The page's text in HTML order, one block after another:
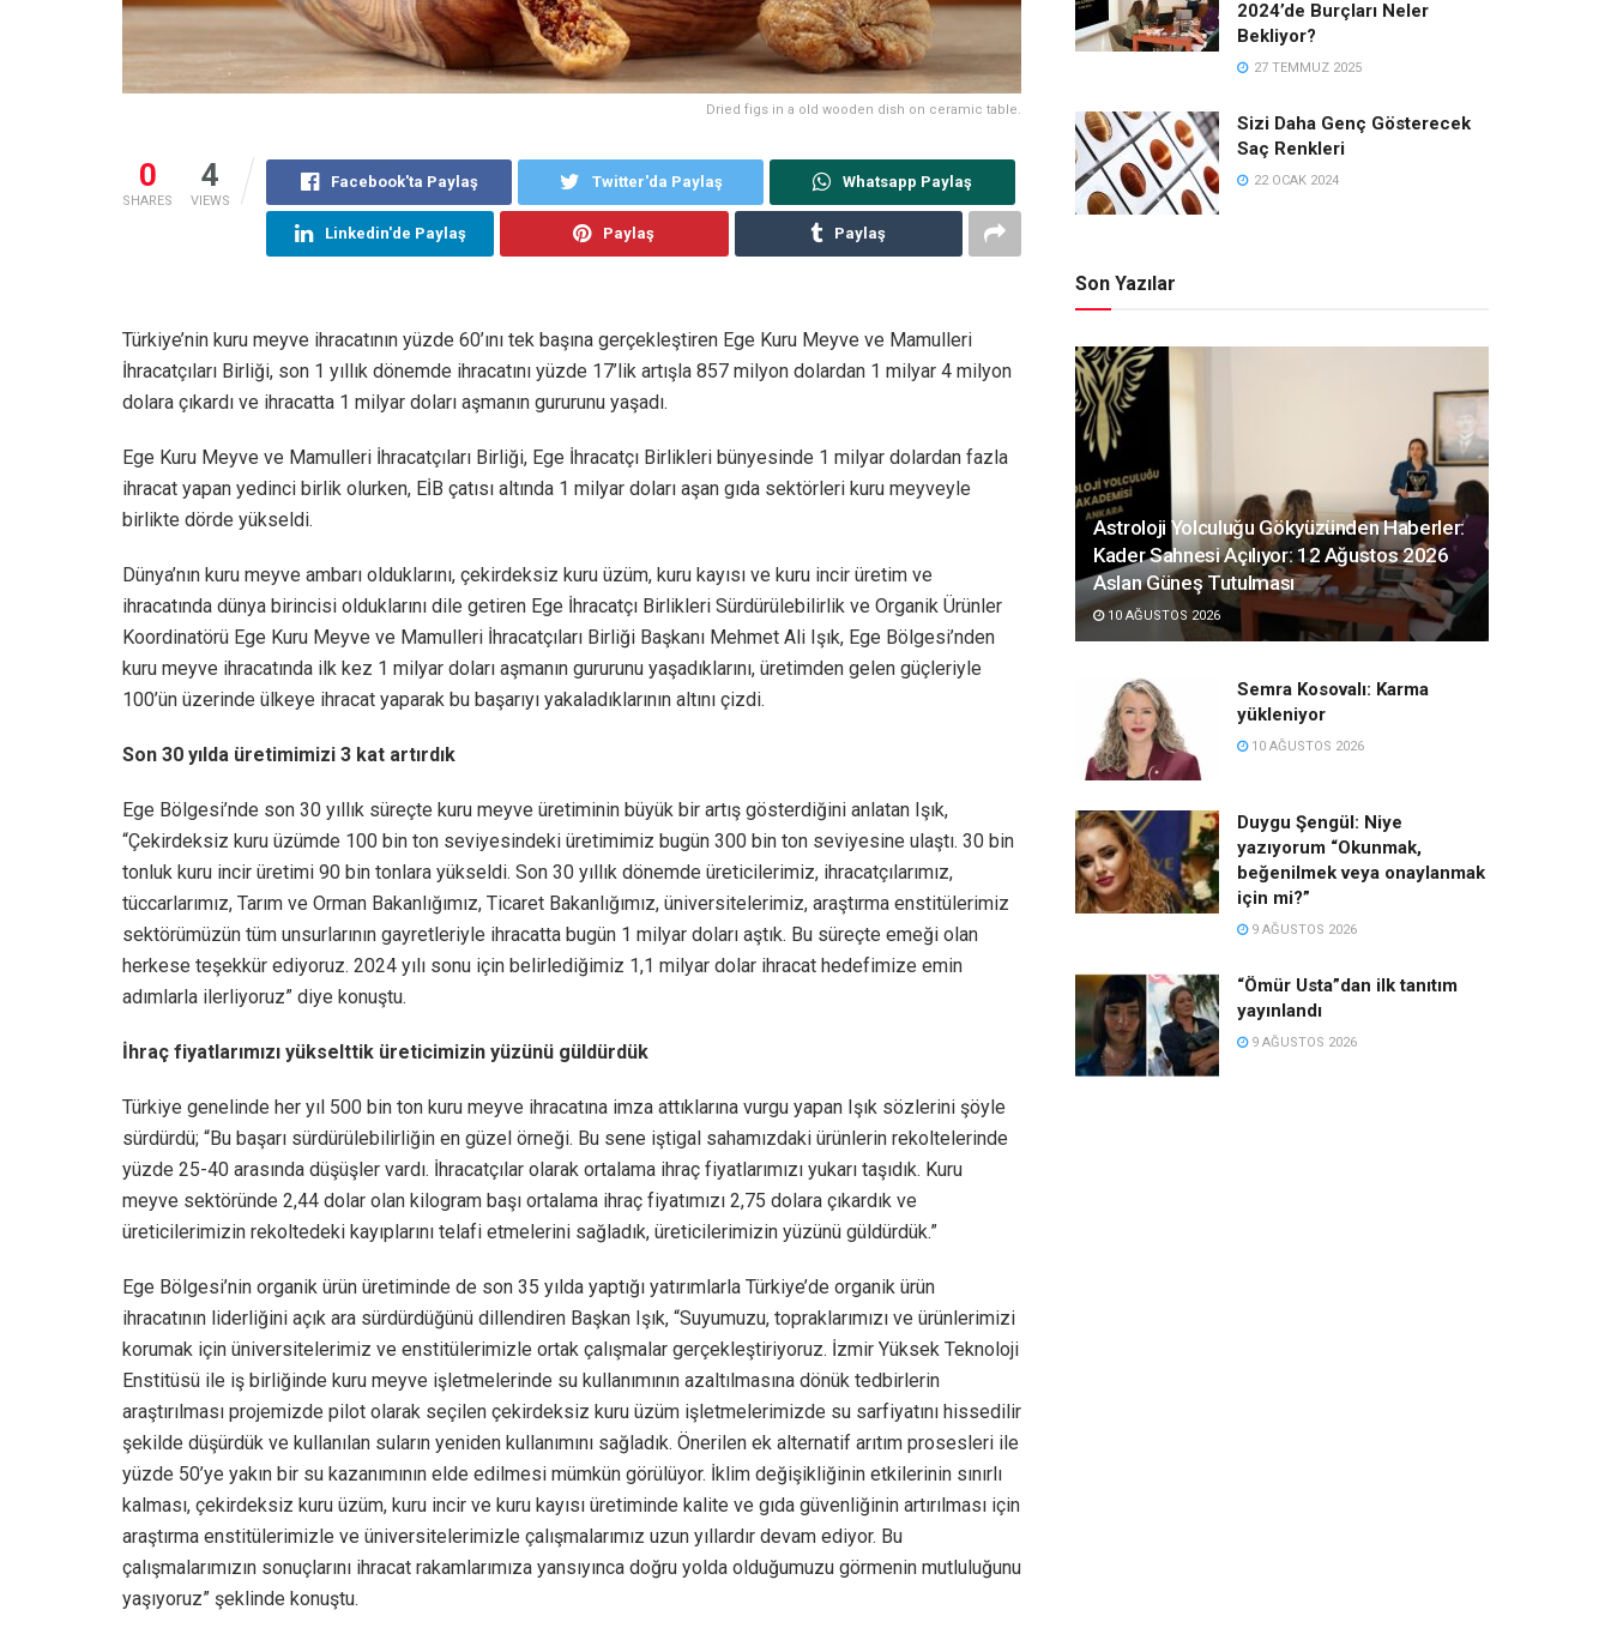
Dried figs in a old wooden dish on ceramic table.
0
SHARES
4
VIEWS
Facebook'ta Paylaş Twitter'da Paylaş Whatsapp Paylaş
Linkedin'de Paylaş Paylaş Paylaş
Türkiye’nin kuru meyve ihracatının yüzde 60’ını tek başına gerçekleştiren Ege Kuru Meyve ve Mamulleri
İhracatçıları Birliği, son 1 yıllık dönemde ihracatını yüzde 17’lik artışla 857 milyon dolardan 1 milyar 4 milyon
dolara çıkardı ve ihracatta 1 milyar doları aşmanın gururunu yaşadı.
Ege Kuru Meyve ve Mamulleri İhracatçıları Birliği, Ege İhracatçı Birlikleri bünyesinde 1 milyar dolardan fazla
ihracat yapan yedinci birlik olurken, EİB çatısı altında 1 milyar doları aşan gıda sektörleri kuru meyveyle
birlikte dörde yükseldi.
Dünya’nın kuru meyve ambarı olduklarını, çekirdeksiz kuru üzüm, kuru kayısı ve kuru incir üretim ve
ihracatında dünya birincisi olduklarını dile getiren Ege İhracatçı Birlikleri Sürdürülebilirlik ve Organik Ürünler
Koordinatörü Ege Kuru Meyve ve Mamulleri İhracatçıları Birliği Başkanı Mehmet Ali Işık, Ege Bölgesi’nden
kuru meyve ihracatında ilk kez 1 milyar doları aşmanın gururunu yaşadıklarını, üretimden gelen güçleriyle
100’ün üzerinde ülkeye ihracat yaparak bu başarıyı yakaladıklarının altını çizdi.
Son 30 yılda üretimimizi 3 kat artırdık
Ege Bölgesi’nde son 30 yıllık süreçte kuru meyve üretiminin büyük bir artış gösterdiğini anlatan Işık,
“Çekirdeksiz kuru üzümde 100 bin ton seviyesindeki üretimimiz bugün 300 bin ton seviyesine ulaştı. 30 bin
tonluk kuru incir üretimi 90 bin tonlara yükseldi. Son 30 yıllık dönemde üreticilerimiz, ihracatçılarımız,
tüccarlarımız, Tarım ve Orman Bakanlığımız, Ticaret Bakanlığımız, üniversitelerimiz, araştırma enstitülerimiz
sektörümüzün tüm unsurlarının gayretleriyle ihracatta bugün 1 milyar doları aştık. Bu süreçte emeği olan
herkese teşekkür ediyoruz. 2024 yılı sonu için belirlediğimiz 1,1 milyar dolar ihracat hedefimize emin
adımlarla ilerliyoruz” diye konuştu.
İhraç fiyatlarımızı yükselttik üreticimizin yüzünü güldürdük
Türkiye genelinde her yıl 500 bin ton kuru meyve ihracatına imza attıklarına vurgu yapan Işık sözlerini şöyle
sürdürdü; “Bu başarı sürdürülebilirliğin en güzel örneği. Bu sene iştigal sahamızdaki ürünlerin rekoltelerinde
yüzde 25-40 arasında düşüşler vardı. İhracatçılar olarak ortalama ihraç fiyatlarımızı yukarı taşıdık. Kuru
meyve sektöründe 2,44 dolar olan kilogram başı ortalama ihraç fiyatımızı 2,75 dolara çıkardık ve
üreticilerimizin rekoltedeki kayıplarını telafi etmelerini sağladık, üreticilerimizin yüzünü güldürdük.”
Ege Bölgesi’nin organik ürün üretiminde de son 35 yılda yaptığı yatırımlarla Türkiye’de organik ürün
ihracatının liderliğini açık ara sürdürdüğünü dillendiren Başkan Işık, “Suyumuzu, topraklarımızı ve ürünlerimizi
korumak için üniversitelerimiz ve enstitülerimizle ortak çalışmalar gerçekleştiriyoruz. İzmir Yüksek Teknoloji
Enstitüsü ile iş birliğinde kuru meyve işletmelerinde su kullanımının azaltılmasına dönük tedbirlerin
araştırılması projemizde pilot olarak seçilen çekirdeksiz kuru üzüm işletmelerimizde su sarfiyatını hissedilir
şekilde düşürdük ve kullanılan suların yeniden kullanımını sağladık. Önerilen ek alternatif arıtım prosesleri ile
yüzde 50’ye yakın bir su kazanımının elde edilmesi mümkün görülüyor. İklim değişikliğinin etkilerinin sınırlı
kalması, çekirdeksiz kuru üzüm, kuru incir ve kuru kayısı üretiminde kalite ve gıda güvenliğinin artırılması için
araştırma enstitülerimizle ve üniversitelerimizle çalışmalarımız uzun yıllardır devam ediyor. Bu
çalışmalarımızın sonuçlarını ihracat rakamlarımıza yansıyınca doğru yolda olduğumuzu görmenin mutluluğunu
yaşıyoruz” şeklinde konuştu.
2024’de Burçları Neler
Bekliyor?
27 TEMMUZ 2025
Sizi Daha Genç Gösterecek
Saç Renkleri
22 OCAK 2024
Son Yazılar
Astroloji Yolculuğu Gökyüzünden Haberler:
Kader Sahnesi Açılıyor: 12 Ağustos 2026
Aslan Güneş Tutulması
10 AĞUSTOS 2026
Semra Kosovalı: Karma
yükleniyor
10 AĞUSTOS 2026
Duygu Şengül: Niye
yazıyorum “Okunmak,
beğenilmek veya onaylanmak
için mi?”
9 AĞUSTOS 2026
“Ömür Usta”dan ilk tanıtım
yayınlandı
9 AĞUSTOS 2026